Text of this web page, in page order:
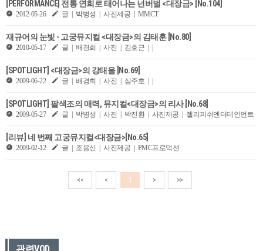
[PERFORMANCE] 전통 연희로 태어나는 넌버벌 <대장금> [No.104]
2012-05-26 글 | 박병성 | 사진제공 | MMCT
재규어의 눈빛 - 고궁뮤지컬 <대장금>의 김태훈 [No.80]
2010-05-17 글 | 배경희 | 사진 | 김호근 | |
[SPOTLIGHT] <대장금>의 강태을 [No.69]
2009-06-22 글 | 배경희 | 사진 | 심주호 | |
[SPOTLIGHT] 팔색조의 매력, 뮤지컬<대장금>의 리사 [No.68]
2009-05-27 글 | 박병성 | 사진 | 박진환 | 사진제공 | 젤리피쉬엔터테인먼트
[리뷰] 네 번째 고궁뮤지컬<대장금>[No.65]
2009-02-12 글 | 조용신 | 사진제공 | PMC프로덕션
<< < 1 > >>